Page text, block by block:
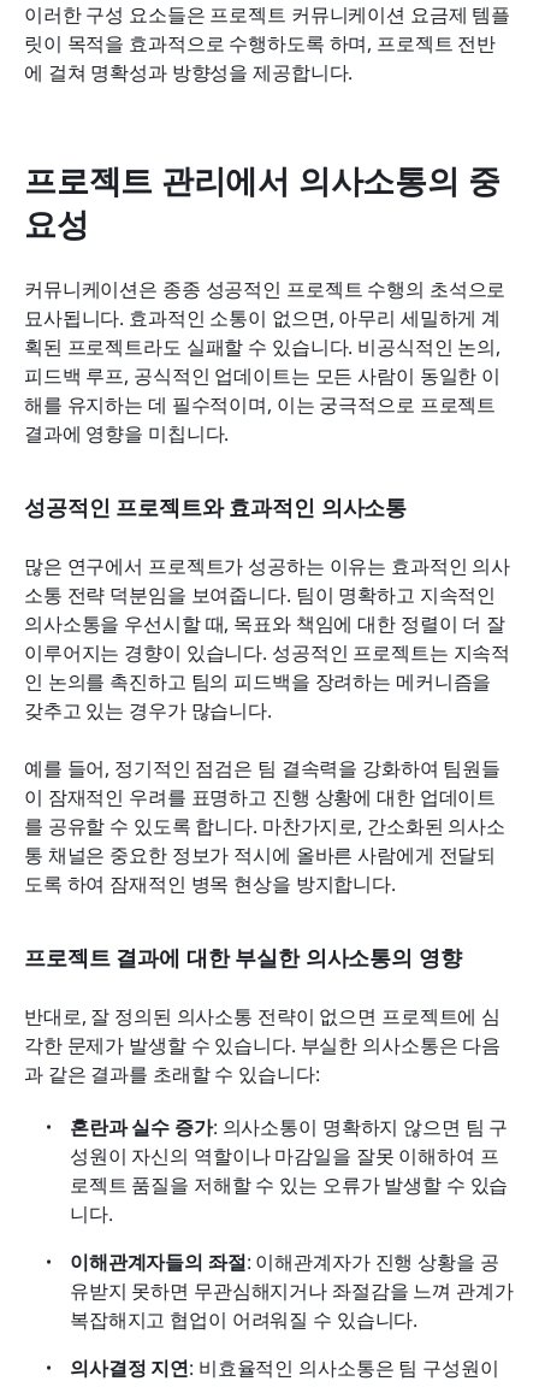
이러한 구성 요소들은 프로젝트 커뮤니케이션 요금제 템플
릿이 목적을 효과적으로 수행하도록 하며, 프로젝트 전반
에 걸쳐 명확성과 방향성을 제공합니다.
프로젝트 관리에서 의사소통의 중
요성
커뮤니케이션은 종종 성공적인 프로젝트 수행의 초석으로
묘사됩니다. 효과적인 소통이 없으면, 아무리 세밀하게 계
획된 프로젝트라도 실패할 수 있습니다. 비공식적인 논의,
피드백 루프, 공식적인 업데이트는 모든 사람이 동일한 이
해를 유지하는 데 필수적이며, 이는 궁극적으로 프로젝트
결과에 영향을 미칩니다.
성공적인 프로젝트와 효과적인 의사소통
많은 연구에서 프로젝트가 성공하는 이유는 효과적인 의사
소통 전략 덕분임을 보여줍니다. 팀이 명확하고 지속적인
의사소통을 우선시할 때, 목표와 책임에 대한 정렬이 더 잘
이루어지는 경향이 있습니다. 성공적인 프로젝트는 지속적
인 논의를 촉진하고 팀의 피드백을 장려하는 메커니즘을
갖추고 있는 경우가 많습니다.
예를 들어, 정기적인 점검은 팀 결속력을 강화하여 팀원들
이 잠재적인 우려를 표명하고 진행 상황에 대한 업데이트
를 공유할 수 있도록 합니다. 마찬가지로, 간소화된 의사소
통 채널은 중요한 정보가 적시에 올바른 사람에게 전달되
도록 하여 잠재적인 병목 현상을 방지합니다.
프로젝트 결과에 대한 부실한 의사소통의 영향
반대로, 잘 정의된 의사소통 전략이 없으면 프로젝트에 심
각한 문제가 발생할 수 있습니다. 부실한 의사소통은 다음
과 같은 결과를 초래할 수 있습니다:
혼란과 실수 증가: 의사소통이 명확하지 않으면 팀 구
성원이 자신의 역할이나 마감일을 잘못 이해하여 프
로젝트 품질을 저해할 수 있는 오류가 발생할 수 있습
니다.
이해관계자들의 좌절: 이해관계자가 진행 상황을 공
유받지 못하면 무관심해지거나 좌절감을 느껴 관계가
복잡해지고 협업이 어려워질 수 있습니다.
의사결정 지연: 비효율적인 의사소통은 팀 구성원이